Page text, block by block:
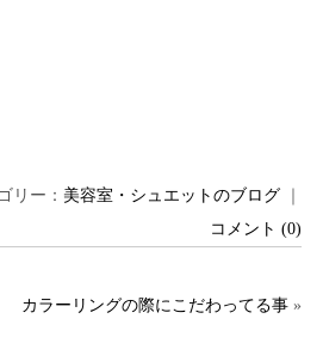
リー： 美容室・シュエットのブログ
コメント (0)
カラーリングの際にこだわってる事 »